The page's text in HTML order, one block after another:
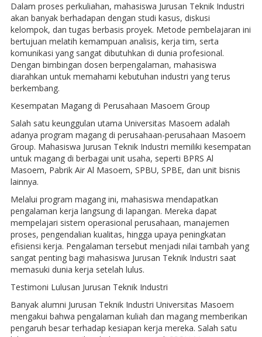
Dalam proses perkuliahan, mahasiswa Jurusan Teknik Industri
akan banyak berhadapan dengan studi kasus, diskusi
kelompok, dan tugas berbasis proyek. Metode pembelajaran ini
bertujuan melatih kemampuan analisis, kerja tim, serta
komunikasi yang sangat dibutuhkan di dunia profesional.
Dengan bimbingan dosen berpengalaman, mahasiswa
diarahkan untuk memahami kebutuhan industri yang terus
berkembang.
Kesempatan Magang di Perusahaan Masoem Group
Salah satu keunggulan utama Universitas Masoem adalah
adanya program magang di perusahaan-perusahaan Masoem
Group. Mahasiswa Jurusan Teknik Industri memiliki kesempatan
untuk magang di berbagai unit usaha, seperti BPRS Al
Masoem, Pabrik Air Al Masoem, SPBU, SPBE, dan unit bisnis
lainnya.
Melalui program magang ini, mahasiswa mendapatkan
pengalaman kerja langsung di lapangan. Mereka dapat
mempelajari sistem operasional perusahaan, manajemen
proses, pengendalian kualitas, hingga upaya peningkatan
efisiensi kerja. Pengalaman tersebut menjadi nilai tambah yang
sangat penting bagi mahasiswa Jurusan Teknik Industri saat
memasuki dunia kerja setelah lulus.
Testimoni Lulusan Jurusan Teknik Industri
Banyak alumni Jurusan Teknik Industri Universitas Masoem
mengakui bahwa pengalaman kuliah dan magang memberikan
pengaruh besar terhadap kesiapan kerja mereka. Salah satu